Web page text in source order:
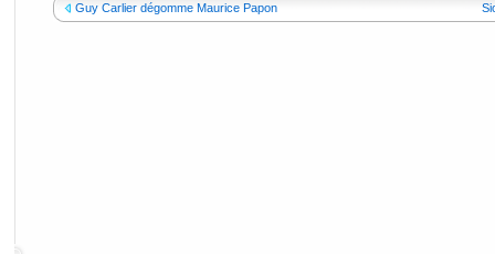
Guy Carlier dégomme Maurice Papon